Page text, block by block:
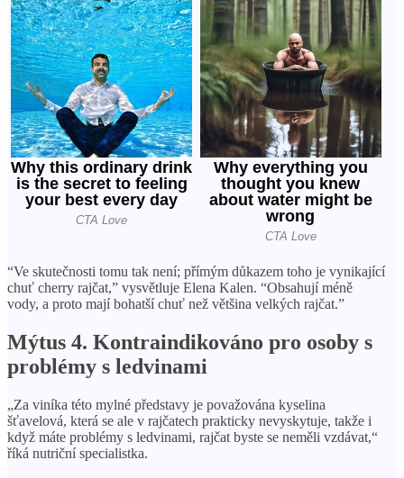
“Ve skutečnosti tomu tak není; přímým důkazem toho je vynikající
chuť cherry rajčat,” vysvětluje Elena Kalen. “Obsahují méně
vody, a proto mají bohatší chuť než většina velkých rajčat.”
Mýtus 4. Kontraindikováno pro osoby s
problémy s ledvinami
„Za viníka této mylné představy je považována kyselina
šťavelová, která se ale v rajčatech prakticky nevyskytuje, takže i
když máte problémy s ledvinami, rajčat byste se neměli vzdávat,“
říká nutriční specialistka.